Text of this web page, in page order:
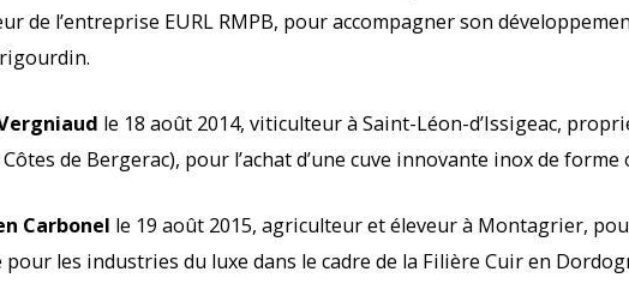
de l’entreprise EURL RMPB, pour accompagner son
le 18 août 2014, viticulteur à Saint-Léon-d’Issigeac,
de Bergerac), pour l’achat d’une cuve innovante inox de forme
Carbonel le 19 août 2015, agriculteur et éleveur à Montagrier,
les industries du luxe dans le cadre de la Filière Cuir en